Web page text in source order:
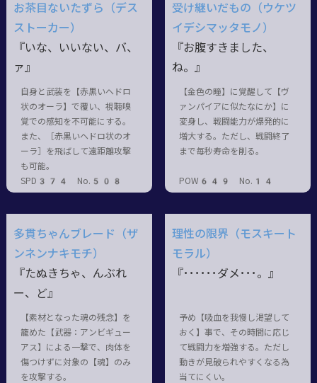
お茶目ないたずら（デス
ストーカー）
『いな、いいない、バ、
ァ』
自身と武装を【赤黒いヘドロ
状のオーラ】で覆い、視聴嗅
覚での感知を不可能にする。
また、［赤黒いヘドロ状のオ
ーラ］を飛ばして遠距離攻撃
も可能。
SPD374 No.508
受け継いだもの（ウケツ
イデシマッタモノ）
『お腹すきました、
ね。』
【金色の瞳】に覚醒して【ヴ
ァンパイアに似たなにか】に
変身し、戦闘能力が爆発的に
増大する。ただし、戦闘終了
まで毎秒寿命を削る。
POW649 No.14
多貫ちゃんブレード（ザ
ンネンナキモチ）
『たぬきちゃ、んぶれ
ー、ど』
【素材となった魂の残念】を
籠めた【武器：アンビギュー
アス】による一撃で、肉体を
傷つけずに対象の【魂】のみ
を攻撃する。
理性の限界（モスキート
モラル）
『･･････ ダメ ･･･。』
予め【吸血を我慢し渇望して
おく】事で、その時間に応じ
て戦闘力を増強する。ただし
動きが見破られやすくなる為
当てにくい。